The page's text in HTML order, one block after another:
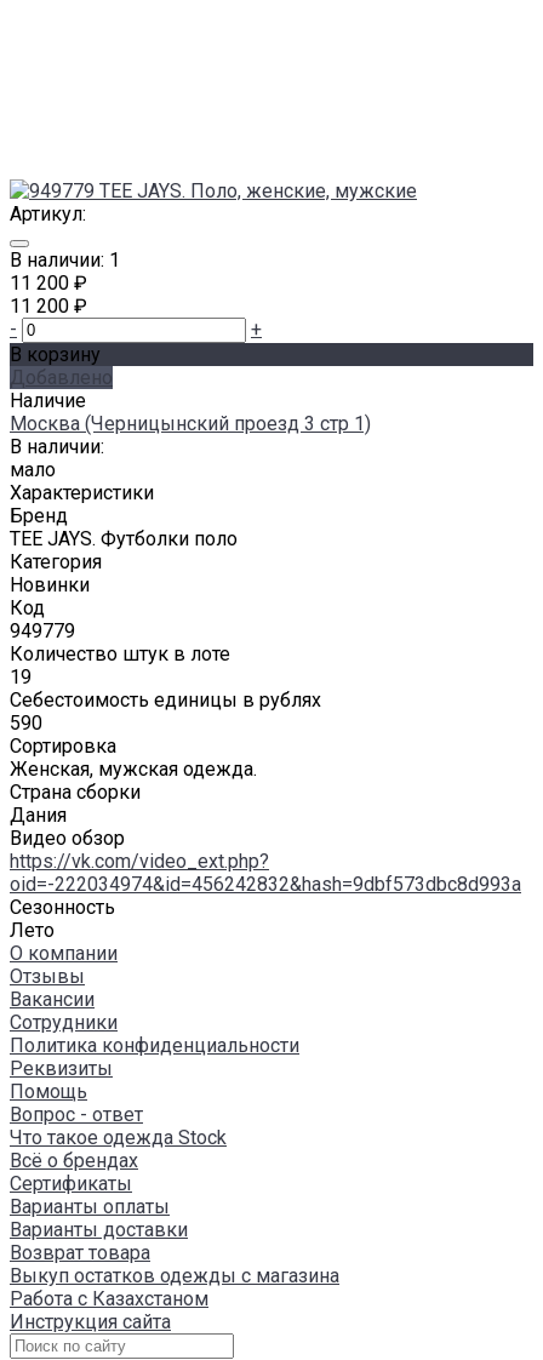
Артикул:
В наличии: 1
11 200 ₽
11 200 ₽
-
+
В корзину
Добавлено
Наличие
Москва (Черницынский проезд 3 стр 1)
В наличии:
мало
Характеристики
Бренд
TEE JAYS. Футболки поло
Категория
Новинки
Код
949779
Количество штук в лоте
19
Себестоимость единицы в рублях
590
Сортировка
Женская, мужская одежда.
Страна сборки
Дания
Видео обзор
https://vk.com/video_ext.php?
oid=-222034974&id=456242832&hash=9dbf573dbc8d993a
Сезонность
Лето
О компании
Отзывы
Вакансии
Сотрудники
Политика конфиденциальности
Реквизиты
Помощь
Вопрос - ответ
Что такое одежда Stock
Всё о брендах
Сертификаты
Варианты оплаты
Варианты доставки
Возврат товара
Выкуп остатков одежды с магазина
Работа с Казахстаном
Инструкция сайта